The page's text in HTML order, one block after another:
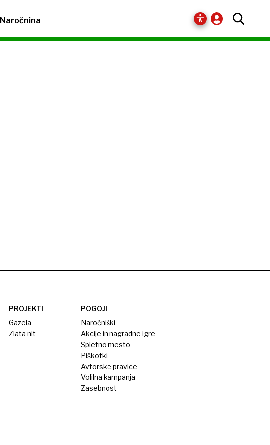
Naročnina
PROJEKTI
Gazela
Zlata nit
POGOJI
Naročniški
Akcije in nagradne igre
Spletno mesto
Piškotki
Avtorske pravice
Volilna kampanja
Zasebnost